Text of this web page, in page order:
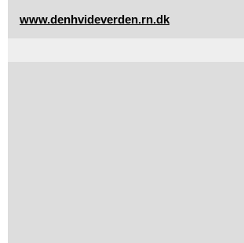
www.denhvideverden.rn.dk